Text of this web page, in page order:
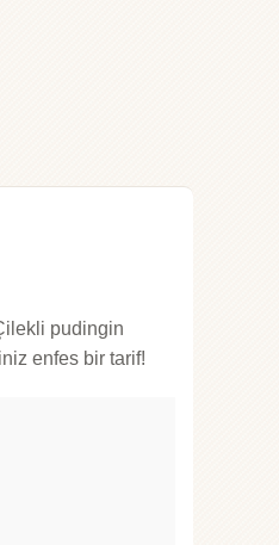
pudingin
enfes bir tarif!